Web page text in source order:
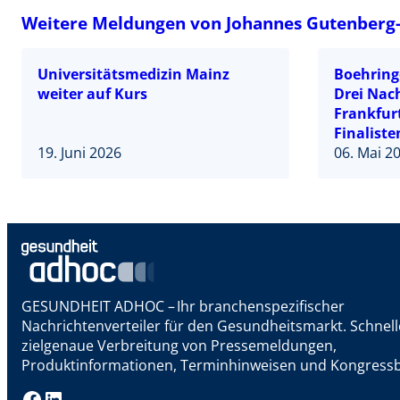
Weitere Meldungen von Johannes
Universitätsmedizin Mainz
weiter auf Kurs
19. Juni 2026
Drei
06. Mai
GESUNDHEIT ADHOC – Ihr branchenspezifischer
Nachrichtenverteiler für den Gesundheitsmarkt.
zielgenaue Verbreitung von Pressemeldungen,
Produktinformationen, Terminhinweisen und